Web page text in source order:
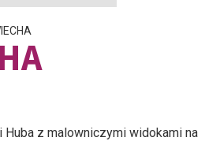
z malowniczymi widokami na